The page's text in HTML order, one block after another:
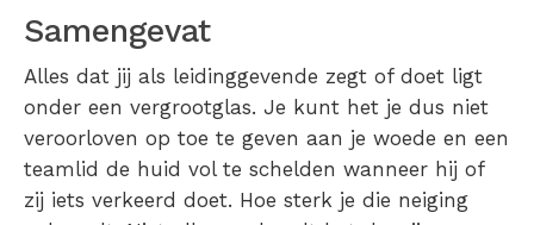
Samengevat
Alles dat jij als leidinggevende zegt of doet ligt
onder een vergrootglas. Je kunt het je dus niet
veroorloven op toe te geven aan je woede en een
teamlid de huid vol te schelden wanneer hij of
zij iets verkeerd doet. Hoe sterk je die neiging